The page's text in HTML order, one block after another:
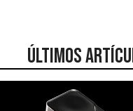
ÚLTIMOS